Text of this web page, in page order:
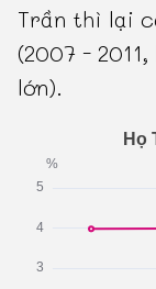
Trần thì lại
(2007 -
lớn).